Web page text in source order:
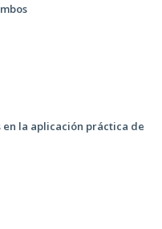
en la aplicación práctica de